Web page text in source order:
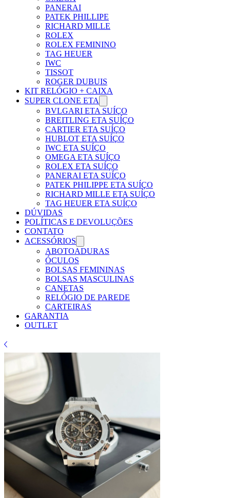
PANERAI
PATEK PHILLIPE
RICHARD MILLE
ROLEX
ROLEX FEMININO
TAG HEUER
IWC
TISSOT
ROGER DUBUIS
KIT RELÓGIO + CAIXA
SUPER CLONE ETA
BVLGARI ETA SUÍÇO
BREITLING ETA SUÍÇO
CARTIER ETA SUÍÇO
HUBLOT ETA SUÍÇO
IWC ETA SUÍÇO
OMEGA ETA SUÍÇO
ROLEX ETA SUÍÇO
PANERAI ETA SUÍÇO
PATEK PHILIPPE ETA SUÍÇO
RICHARD MILLE ETA SUÍÇO
TAG HEUER ETA SUÍÇO
DÚVIDAS
POLÍTICAS E DEVOLUÇÕES
CONTATO
ACESSÓRIOS
ABOTOADURAS
ÓCULOS
BOLSAS FEMININAS
BOLSAS MASCULINAS
CANETAS
RELÓGIO DE PAREDE
CARTEIRAS
GARANTIA
OUTLET